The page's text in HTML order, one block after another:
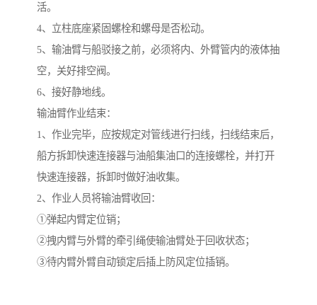
活。
4、立柱底座紧固螺栓和螺母是否松动。
5、输油臂与船驳接之前，必须将内、外臂管内的液体抽
空，关好排空阀。
6、接好静地线。
输油臂作业结束：
1、作业完毕，应按规定对管线进行扫线，扫线结束后，
船方拆卸快速连接器与油船集油口的连接螺栓，并打开
快速连接器，拆卸时做好油收集。
2、作业人员将输油臂收回：
①弹起内臂定位销；
②拽内臂与外臂的牵引绳使输油臂处于回收状态；
③待内臂外臂自动锁定后插上防风定位插销。